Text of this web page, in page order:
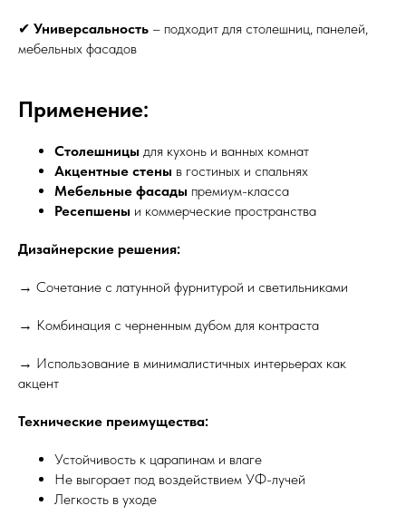
✔ Универсальность – подходит для столешниц, панелей,
мебельных фасадов
Применение:
Столешницы для кухонь и ванных комнат
Акцентные стены в гостиных и спальнях
Мебельные фасады премиум-класса
Ресепшены и коммерческие пространства
Дизайнерские решения:
→ Сочетание с латунной фурнитурой и светильниками
→ Комбинация с черненным дубом для контраста
→ Использование в минималистичных интерьерах как
акцент
Технические преимущества:
Устойчивость к царапинам и влаге
Не выгорает под воздействием УФ-лучей
Легкость в уходе